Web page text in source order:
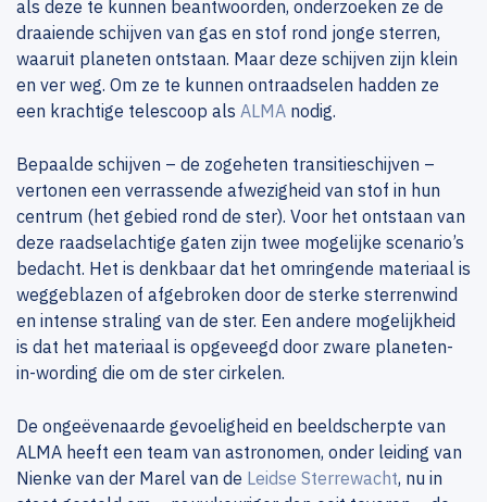
als deze te kunnen beantwoorden, onderzoeken ze de
draaiende schijven van gas en stof rond jonge sterren,
waaruit planeten ontstaan. Maar deze schijven zijn klein
en ver weg. Om ze te kunnen ontraadselen hadden ze
een krachtige telescoop als ALMA nodig.
Bepaalde schijven – de zogeheten transitieschijven –
vertonen een verrassende afwezigheid van stof in hun
centrum (het gebied rond de ster). Voor het ontstaan van
deze raadselachtige gaten zijn twee mogelijke scenario’s
bedacht. Het is denkbaar dat het omringende materiaal is
weggeblazen of afgebroken door de sterke sterrenwind
en intense straling van de ster. Een andere mogelijkheid
is dat het materiaal is opgeveegd door zware planeten-
in-wording die om de ster cirkelen.
De ongeëvenaarde gevoeligheid en beeldscherpte van
ALMA heeft een team van astronomen, onder leiding van
Nienke van der Marel van de Leidse Sterrewacht, nu in